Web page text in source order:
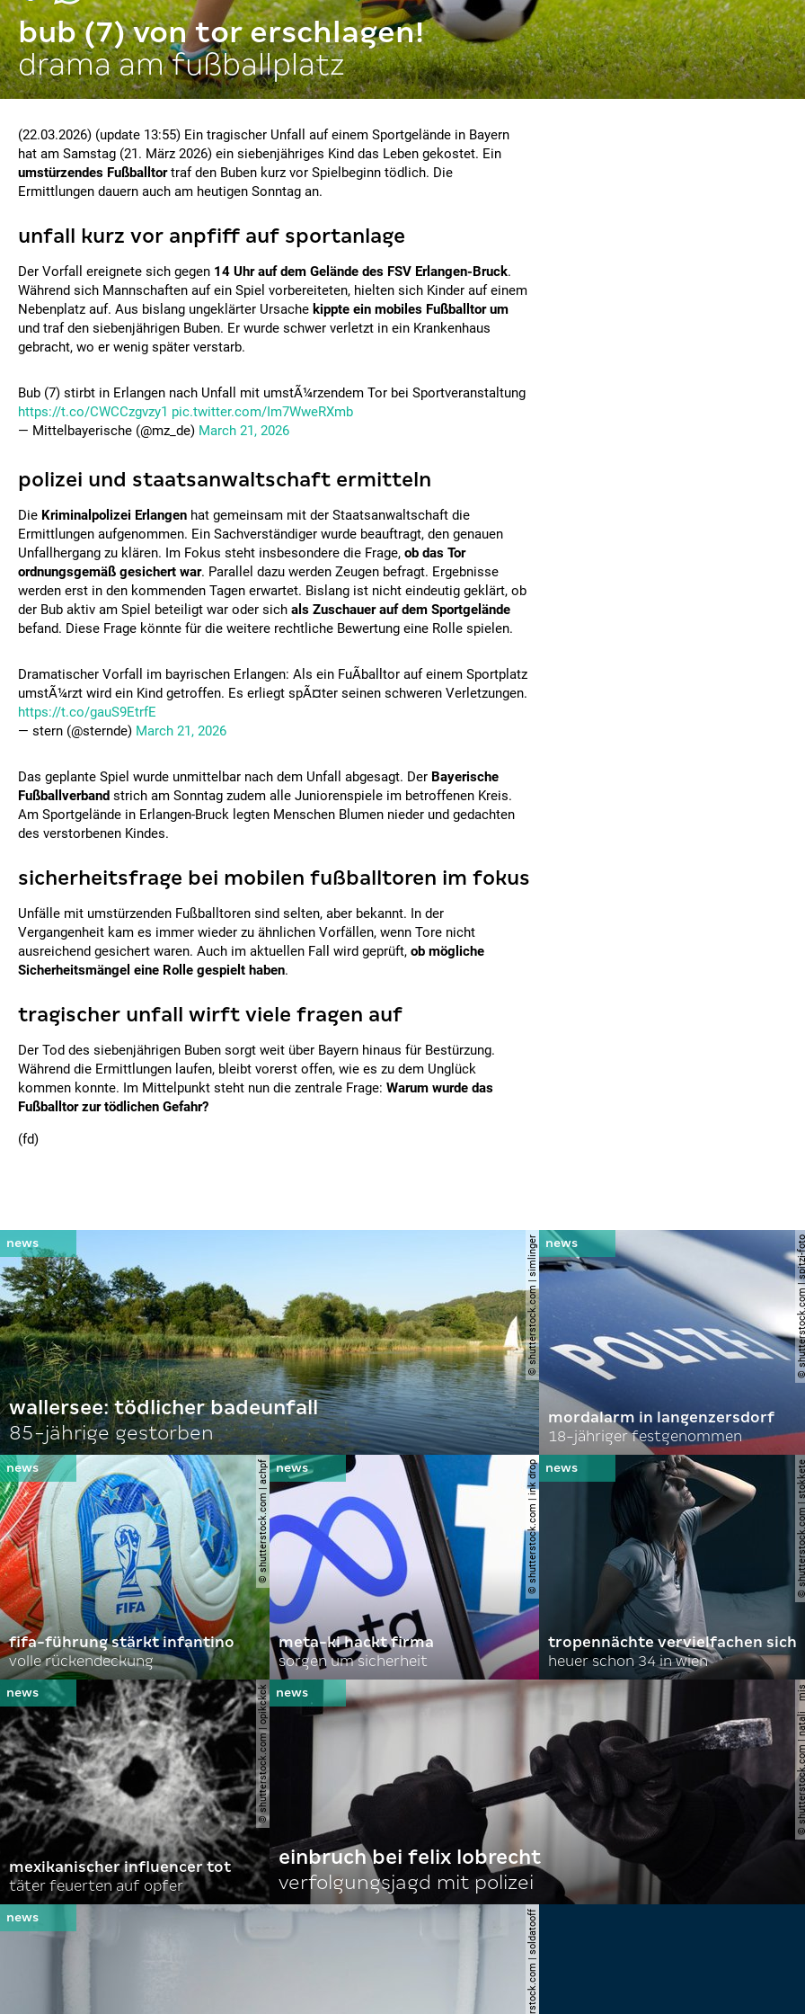
bub (7) von tor erschlagen!
drama am fußballplatz
(22.03.2026) (update 13:55) Ein tragischer Unfall auf einem Sportgelände in Bayern
hat am Samstag (21. März 2026) ein siebenjähriges Kind das Leben gekostet. Ein
umstürzendes Fußballtortraf den Buben kurz vor Spielbeginn tödlich. Die
Ermittlungen dauern auch am heutigen Sonntag an.
unfall kurz vor anpfiff auf sportanlage
Der Vorfall ereignete sich gegen 14 Uhr auf dem Gelände des FSV Erlangen-Bruck.
Während sich Mannschaften auf ein Spiel vorbereiteten, hielten sich Kinder auf einem
Nebenplatz auf. Aus bislang ungeklärter Ursache kippte ein mobiles Fußballtor um
und traf den siebenjährigen Buben. Er wurde schwer verletzt in ein Krankenhaus
gebracht, wo er wenig später verstarb.
Bub (7) stirbt in Erlangen nach Unfall mit umstÃ¼rzendem Tor bei Sportveranstaltung
https://t.co/CWCCzgvzy1 pic.twitter.com/Im7WweRXmb
— Mittelbayerische (@mz_de) March 21, 2026
polizei und staatsanwaltschaft ermitteln
Die Kriminalpolizei Erlangen hat gemeinsam mit der Staatsanwaltschaft die
Ermittlungen aufgenommen. Ein Sachverständiger wurde beauftragt, den genauen
Unfallhergang zu klären. Im Fokus steht insbesondere die Frage, ob das Tor
ordnungsgemäß gesichert war. Parallel dazu werden Zeugen befragt. Ergebnisse
werden erst in den kommenden Tagen erwartet. Bislang ist nicht eindeutig geklärt, ob
der Bub aktiv am Spiel beteiligt war oder sich als Zuschauer auf dem Sportgelände
befand. Diese Frage könnte für die weitere rechtliche Bewertung eine Rolle spielen.
Dramatischer Vorfall im bayrischen Erlangen: Als ein FuÃballtor auf einem Sportplatz
umstÃ¼rzt wird ein Kind getroffen. Es erliegt spÃ¤ter seinen schweren Verletzungen.
https://t.co/gauS9EtrfE
— stern (@sternde) March 21, 2026
Das geplante Spiel wurde unmittelbar nach dem Unfall abgesagt. Der Bayerische
Fußballverband strich am Sonntag zudem alle Juniorenspiele im betroffenen Kreis.
Am Sportgelände in Erlangen-Bruck legten Menschen Blumen nieder und gedachten
des verstorbenen Kindes.
sicherheitsfrage bei mobilen fußballtoren im fokus
Unfälle mit umstürzenden Fußballtoren sind selten, aber bekannt. In der
Vergangenheit kam es immer wieder zu ähnlichen Vorfällen, wenn Tore nicht
ausreichend gesichert waren. Auch im aktuellen Fall wird geprüft, ob mögliche
Sicherheitsmängel eine Rolle gespielt haben.
tragischer unfall wirft viele fragen auf
Der Tod des siebenjährigen Buben sorgt weit über Bayern hinaus für Bestürzung.
Während die Ermittlungen laufen, bleibt vorerst offen, wie es zu dem Unglück
kommen konnte. Im Mittelpunkt steht nun die zentrale Frage: Warum wurde das
Fußballtor zur tödlichen Gefahr?
(fd)
© shutterstock.com | simlinger
wallersee: tödlicher badeunfall
85-jährige gestorben
©
mordalarm in langenzersdorf
18-jähriger festgenommen
© shutterstock.com | achpf
fifa-führung stärkt infantino
volle rückendeckung
© shutterstock.com | ink drop
meta-ki hackt firma
sorgen um sicherheit
© shutterstock.com | stokkete
tropennächte vervielfachen sich
heuer schon 34 in wien
© shutterstock.com | opikckck
mexikanischer influencer tot
täter feuerten auf opfer
©
einbruch bei felix lobrecht
verfolgungsjagd mit polizei
© shutterstock.com | soldatooff